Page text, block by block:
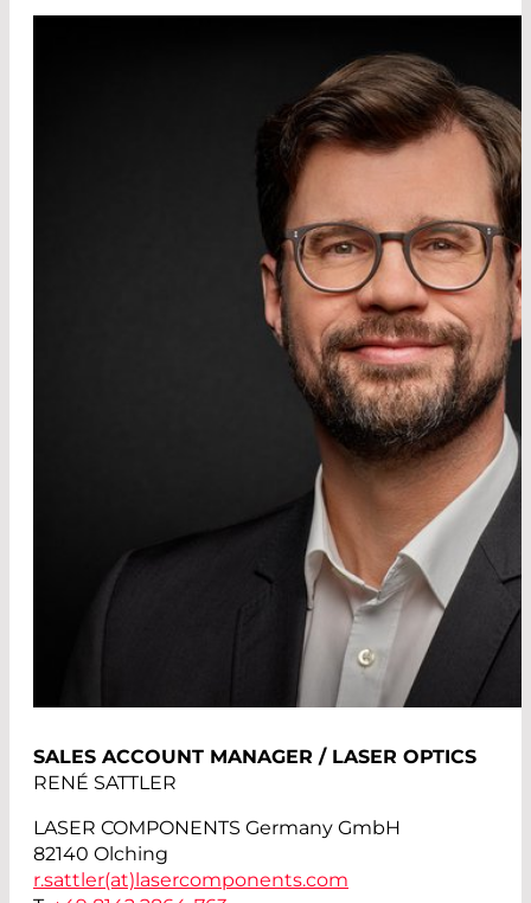
SALES ACCOUNT MANAGER / LASER OPTICS
RENÉ SATTLER
LASER COMPONENTS Germany GmbH
82140 Olching
r.sattler(at)lasercomponents.com